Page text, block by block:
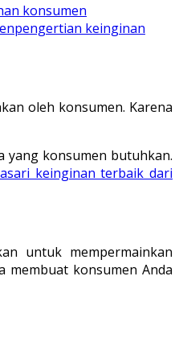
konsumen
pengertian keinginan
oleh konsumen. Karena
yang konsumen butuhkan.
keinginan terbaik dari
untuk mempermainkan
membuat konsumen Anda